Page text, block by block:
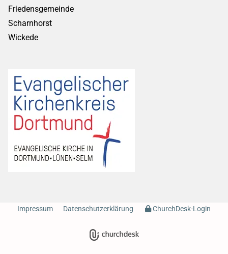
Friedensgemeinde
Scharnhorst
Wickede
Impressum Datenschutzerklärung ChurchDesk-Login